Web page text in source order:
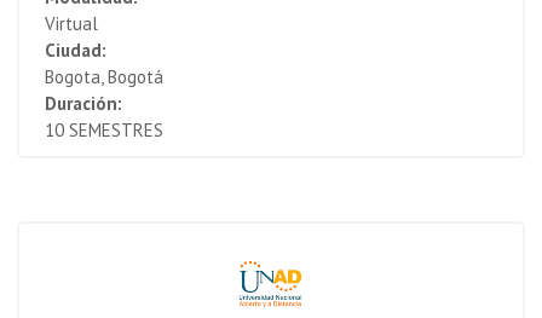
Virtual
Ciudad:
Bogota, Bogotá
Duración:
10 SEMESTRES